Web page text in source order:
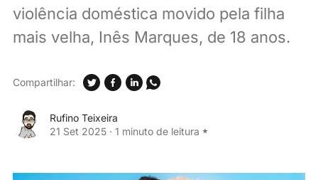
violência doméstica movido pela filha
mais velha, Inês Marques, de 18 anos.
Rufino Teixeira
21 Set 2025 · 1 minuto de leitura
Compartilhar: